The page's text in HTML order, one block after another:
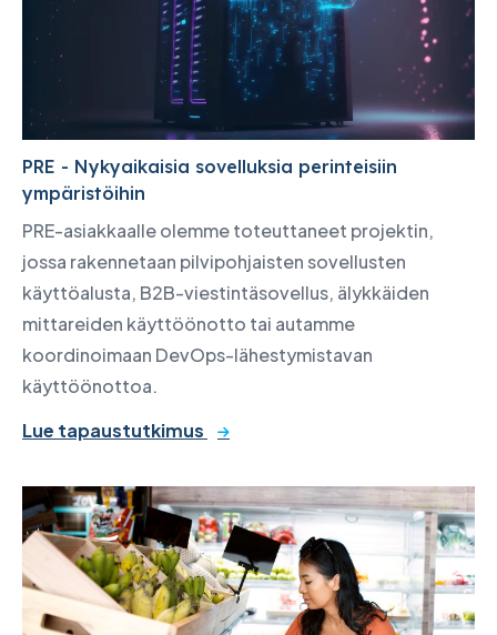
PRE - Nykyaikaisia sovelluksia perinteisiin
ympäristöihin
PRE-asiakkaalle olemme toteuttaneet projektin,
jossa rakennetaan pilvipohjaisten sovellusten
käyttöalusta, B2B-viestintäsovellus, älykkäiden
mittareiden käyttöönotto tai autamme
koordinoimaan DevOps-lähestymistavan
käyttöönottoa.
Lue tapaustutkimus